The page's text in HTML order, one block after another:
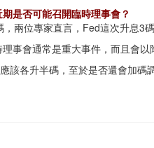
是否可能召開臨時理事會？
兩位專家直言，Fed這次升息3
事會通常是重大事件，而且會
該各升半碼，至於是否還會加碼